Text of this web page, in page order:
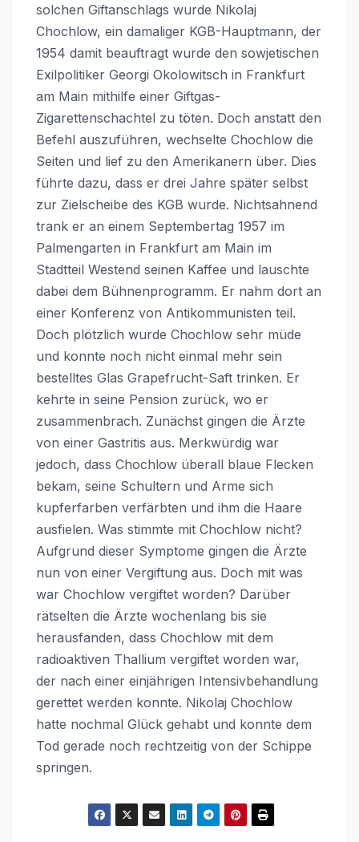
solchen Giftanschlags wurde Nikolaj
Chochlow, ein damaliger KGB-Hauptmann, der
1954 damit beauftragt wurde den sowjetischen
Exilpolitiker Georgi Okolowitsch in Frankfurt
am Main mithilfe einer Giftgas-
Zigarettenschachtel zu töten. Doch anstatt den
Befehl auszuführen, wechselte Chochlow die
Seiten und lief zu den Amerikanern über. Dies
führte dazu, dass er drei Jahre später selbst
zur Zielscheibe des KGB wurde. Nichtsahnend
trank er an einem Septembertag 1957 im
Palmengarten in Frankfurt am Main im
Stadtteil Westend seinen Kaffee und lauschte
dabei dem Bühnenprogramm. Er nahm dort an
einer Konferenz von Antikommunisten teil.
Doch plötzlich wurde Chochlow sehr müde
und konnte noch nicht einmal mehr sein
bestelltes Glas Grapefrucht-Saft trinken. Er
kehrte in seine Pension zurück, wo er
zusammenbrach. Zunächst gingen die Ärzte
von einer Gastritis aus. Merkwürdig war
jedoch, dass Chochlow überall blaue Flecken
bekam, seine Schultern und Arme sich
kupferfarben verfärbten und ihm die Haare
ausfielen. Was stimmte mit Chochlow nicht?
Aufgrund dieser Symptome gingen die Ärzte
nun von einer Vergiftung aus. Doch mit was
war Chochlow vergiftet worden? Darüber
rätselten die Ärzte wochenlang bis sie
herausfanden, dass Chochlow mit dem
radioaktiven Thallium vergiftet worden war,
der nach einer einjährigen Intensivbehandlung
gerettet werden konnte. Nikolaj Chochlow
hatte nochmal Glück gehabt und konnte dem
Tod gerade noch rechtzeitig von der Schippe
springen.